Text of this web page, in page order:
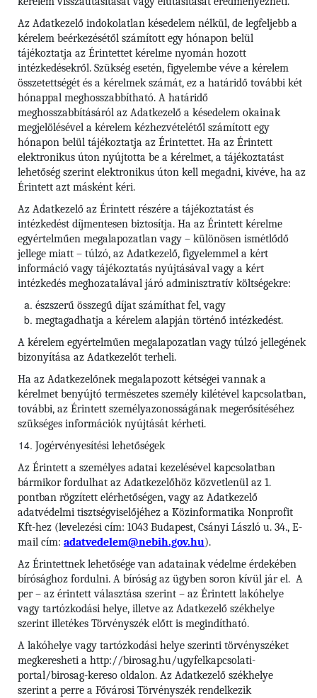
Az Adatkezelő indokolatlan késedelem nélkül, de legfeljebb a
kérelem beérkezésétől számított egy hónapon belül
tájékoztatja az Érintettet kérelme nyomán hozott
intézkedésekről. Szükség esetén, figyelembe véve a kérelem
összetettségét és a kérelmek számát, ez a határidő további két
hónappal meghosszabbítható. A határidő
meghosszabbításáról az Adatkezelő a késedelem okainak
megjelölésével a kérelem kézhezvételétől számított egy
hónapon belül tájékoztatja az Érintettet. Ha az Érintett
elektronikus úton nyújtotta be a kérelmet, a tájékoztatást
lehetőség szerint elektronikus úton kell megadni, kivéve, ha az
Érintett azt másként kéri.
Az Adatkezelő az Érintett részére a tájékoztatást és
intézkedést díjmentesen biztosítja. Ha az Érintett kérelme
egyértelműen megalapozatlan vagy – különösen ismétlődő
jellege miatt – túlzó, az Adatkezelő, figyelemmel a kért
információ vagy tájékoztatás nyújtásával vagy a kért
intézkedés meghozatalával járó adminisztratív költségekre:
észszerű összegű díjat számíthat fel, vagy
megtagadhatja a kérelem alapján történő intézkedést.
A kérelem egyértelműen megalapozatlan vagy túlzó jellegének
bizonyítása az Adatkezelőt terheli.
Ha az Adatkezelőnek megalapozott kétségei vannak a
kérelmet benyújtó természetes személy kilétével kapcsolatban,
további, az Érintett személyazonosságának megerősítéséhez
szükséges információk nyújtását kérheti.
Jogérvényesítési lehetőségek
Az Érintett a személyes adatai kezelésével kapcsolatban
bármikor fordulhat az Adatkezelőhöz közvetlenül az 1.
pontban rögzített elérhetőségen, vagy az Adatkezelő
adatvédelmi tisztségviselőjéhez a Közinformatika Nonprofit
Kft-hez (levelezési cím: 1043 Budapest, Csányi László u. 34., E-
mail cím: adatvedelem@nebih.gov.hu).
Az Érintettnek lehetősége van adatainak védelme érdekében
bírósághoz fordulni. A bíróság az ügyben soron kívül jár el. A
per – az érintett választása szerint – az Érintett lakóhelye
vagy tartózkodási helye, illetve az Adatkezelő székhelye
szerint illetékes Törvényszék előtt is megindítható.
A lakóhelye vagy tartózkodási helye szerinti törvényszéket
megkeresheti a http://birosag.hu/ugyfelkapcsolati-
portal/birosag-kereso oldalon. Az Adatkezelő székhelye
szerint a perre a Fővárosi Törvényszék rendelkezik